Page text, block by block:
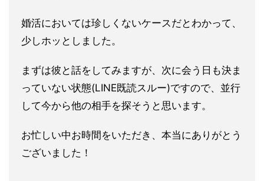
婚活においては珍しくないケースだとわかって、
少しホッとしました。
まずは彼と話をしてみますが、次に会う日も決ま
っていない状態(LINE既読スルー)ですので、並行
して今から他の相手を探そうと思います。
お忙しい中お時間をいただき、本当にありがとう
ございました！